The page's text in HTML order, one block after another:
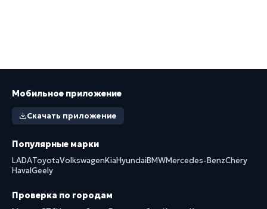
Мобильное приложение
Скачать приложение
Популярные марки
LADAToyotaVolkswagenKiaHyundaiBMWMercedes-BenzChery
HavalGeely
Проверка по городам